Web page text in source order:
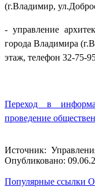
(г.Владимир,
- управление
города Владимира
этаж, телефон 32-75-
Переход в
проведение
Источник:
Опубликовано:
Популярные ссылки